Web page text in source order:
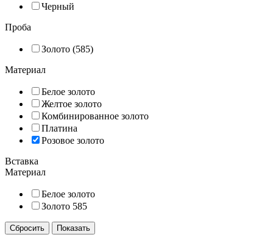
Черный
Проба
Золото (585)
Материал
Белое золото
Желтое золото
Комбинированное золото
Платина
Розовое золото
Вставка
Материал
Белое золото
Золото 585